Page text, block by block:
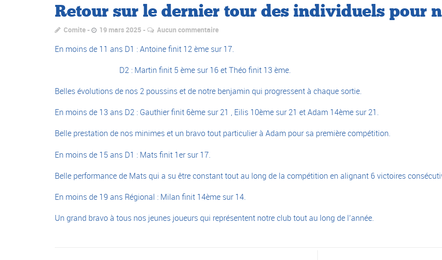
Retour sur le dernier tour des individuels pour
Comite 19 mars 2025 Aucun commentaire
En moins de 11 ans D1 : Antoine finit 12 ème sur 17.
D2 : Martin finit 5 ème sur 16 et Théo finit 13 ème.
Belles évolutions de nos 2 poussins et de notre benjamin qui progressent à chaque sortie.
En moins de 13 ans D2 : Gauthier finit 6ème sur 21 , Eilis 10ème sur 21 et Adam 14ème sur 21.
Belle prestation de nos minimes et un bravo tout particulier à Adam pour sa première compétition.
En moins de 15 ans D1 : Mats finit 1er sur 17.
Belle performance de Mats qui a su être constant tout au long de la compétition en alignant 6 victoires
En moins de 19 ans Régional : Milan finit 14ème sur 14.
Un grand bravo à tous nos jeunes joueurs qui représentent notre club tout au long de l’année.